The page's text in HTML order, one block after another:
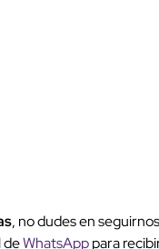
, no dudes en
deWhatsApppara